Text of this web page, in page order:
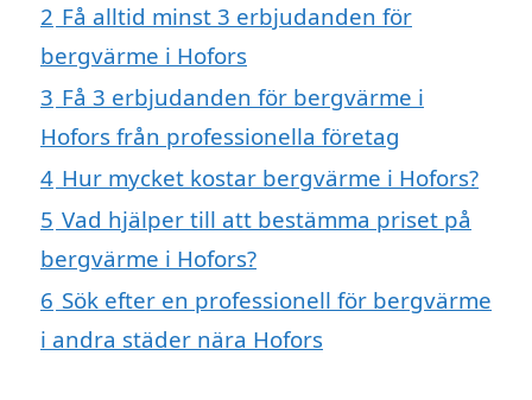
2 Få alltid minst 3 erbjudanden för
bergvärme i Hofors
3 Få 3 erbjudanden för bergvärme i
Hofors från professionella företag
4 Hur mycket kostar bergvärme i Hofors?
5 Vad hjälper till att bestämma priset på
bergvärme i Hofors?
6 Sök efter en professionell för bergvärme
i andra städer nära Hofors